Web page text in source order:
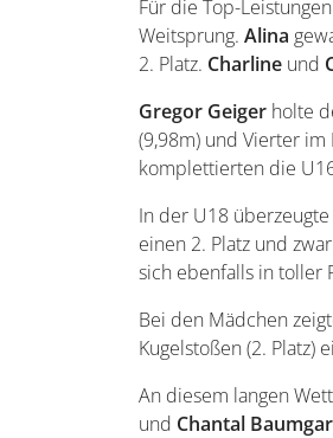
Für die Top-
Weitsprung. Alina
2. Platz. Charline und
Gregor Geiger holte
(9,98m) und Vierter im
komplettierten die
In der U18 überzeugte
einen 2. Platz und
sich ebenfalls in toller
Bei den Mädchen
Kugelstoßen (2. Platz)
An diesem langen
und Chantal